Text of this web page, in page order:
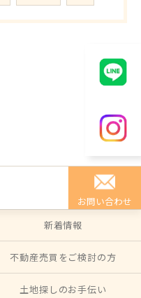
お問い合わせ
新着情報
不動産売買をご検討の方
土地探しのお手伝い